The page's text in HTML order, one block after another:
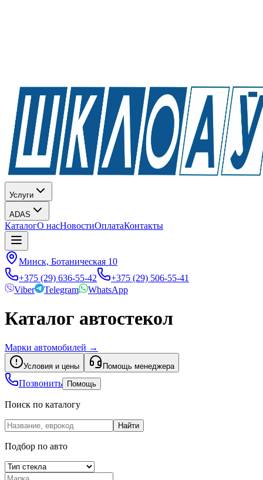
Услуги
ADAS
КаталогО насНовостиОплатаКонтакты
Минск, Ботаническая 10
+375 (29) 636-55-42
+375 (29) 506-55-41
Viber
Telegram WhatsApp
Каталог автостекол
Марки автомобилей →
Условия и цены Помощь менеджера
Позвонить Помощь
Поиск по каталогу
Найти
Подбор по авто